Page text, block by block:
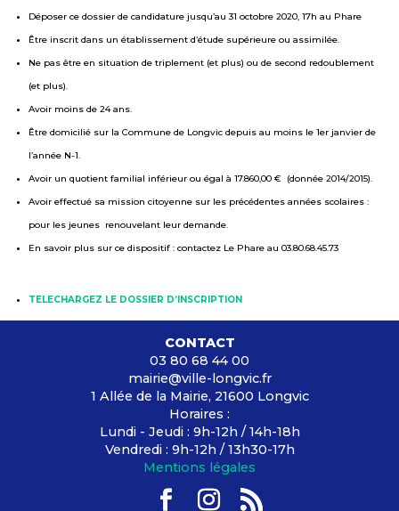
Déposer ce dossier de candidature jusqu’au 31 octobre 2020, 17h au Phare
Être inscrit dans un établissement d’étude supérieure ou assimilée.
Ne pas être en situation de triplement (et plus) ou de second redoublement
(et plus).
Avoir moins de 24 ans.
Être domicilié sur la Commune de Longvic depuis au moins le 1er janvier de
l’année N-1.
Avoir un quotient familial inférieur ou égal à 17.860,00 € (donnée 2014/2015).
Avoir effectué sa mission citoyenne sur les précédentes années scolaires :
pour les jeunes renouvelant leur demande.
En savoir plus sur ce dispositif : contactez Le Phare au 03.80.68.45.73
TELECHARGEZ LE DOSSIER D’INSCRIPTION
CONTACT
03 80 68 44 00
mairie@ville-longvic.fr
1 Allée de la Mairie, 21600 Longvic
Horaires :
Lundi - Jeudi : 9h-12h / 14h-18h
Vendredi : 9h-12h / 13h30-17h
Mentions légales